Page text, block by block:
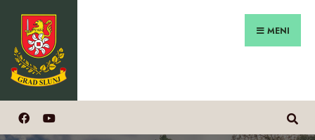
Preskoči
sadržaj
MENI
for: